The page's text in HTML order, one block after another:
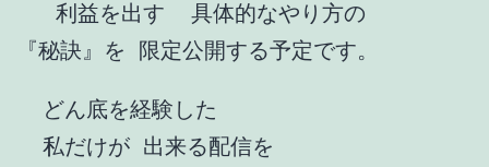
利益を出す 具体的なやり方の
『秘訣』を 限定公開する予定です。
どん底を経験した
私だけが 出来る配信を